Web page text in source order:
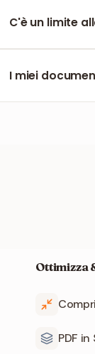
codice.
C'è un limite
po' più di tempo.
I miei
Ottimizza
PDF